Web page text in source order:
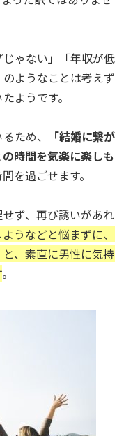
ゃない」「年収が低
ようなことは考えず
ようです。
ため、
「結婚に繋が
時間を気楽に楽しも
を過ごせます。
ず、再び誘いがあれ
うなどと悩まずに、
と、素直に男性に気持
。